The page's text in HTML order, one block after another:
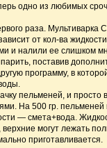
одно из любимых
раза. Мультиварка
от кол-ва
и налили ее слишком
поставив
программу, в
пельменей, и просто
На 500 гр. пельменей
— смета+вода.
могут лежать
приготавливается.